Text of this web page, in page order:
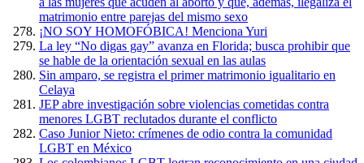
matrimonio entre parejas del mismo sexo
¡NO SOY HOMOFÓBICA! Menciona Yuri
La ley “No digas gay” avanza en Florida; busca prohibir que
se hable de la orientación sexual en las aulas
Sin amparo, se registra el primer matrimonio igualitario en
Celaya
JEP abre investigación sobre violencias cometidas contra
menores LGBT reclutados durante el conflicto
Caso Junior Nieto: crímenes de odio contra la comunidad
LGBT en México